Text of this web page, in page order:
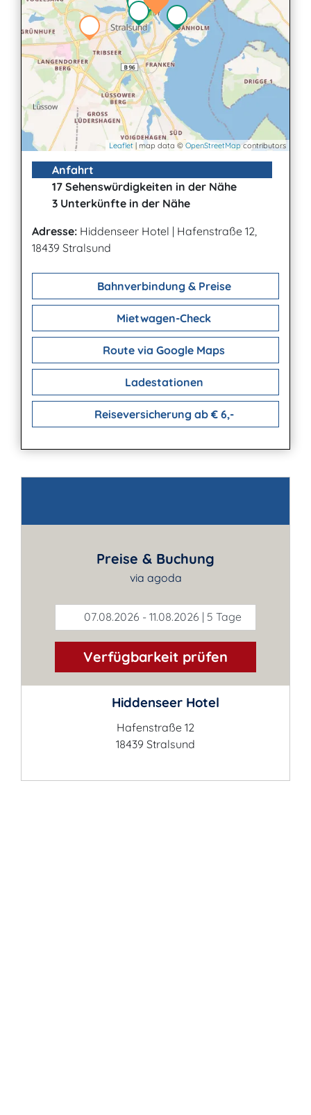
Leaflet | map data ©OpenStreetMapcontributors
Anfahrt
17 Sehenswürdigkeiten in der Nähe
3 Unterkünfte in der Nähe
Adresse: Hiddenseer Hotel | Hafenstraße 12,
18439 Stralsund
Bahnverbindung & Preise
Mietwagen-Check
Route via Google Maps
Ladestationen
Reiseversicherung ab € 6,-
Preise & Buchung
via agoda
07.08.2026 - 11.08.2026 | 5 Tage
Verfügbarkeit prüfen
Hiddenseer Hotel
Hafenstraße 12
18439 Stralsund